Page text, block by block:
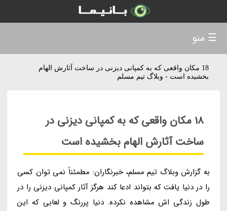
18 مکان واقعی که به کمپانی دیزنی در ساخت آثارش الهام
بخشیده است - وبلاگ تیم مسلم
18 مکان واقعی که به کمپانی دیزنی در
ساخت آثارش الهام بخشیده است
به گزارش وبلاگ تیم مسلم، خبرنگاران: مطمئناً نمی توان کسی
را در دنیا یافت که بتواند ادعا کند هرگز آثار کمپانی دیزنی را در
طول زندگی اش مشاهده نکرده. دنیا پررنگ و لعابی که این
☰ منو